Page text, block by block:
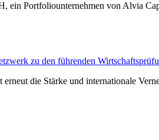
ein Portfoliounternehmen von Alvia
zu den führenden
die Stärke und internationale